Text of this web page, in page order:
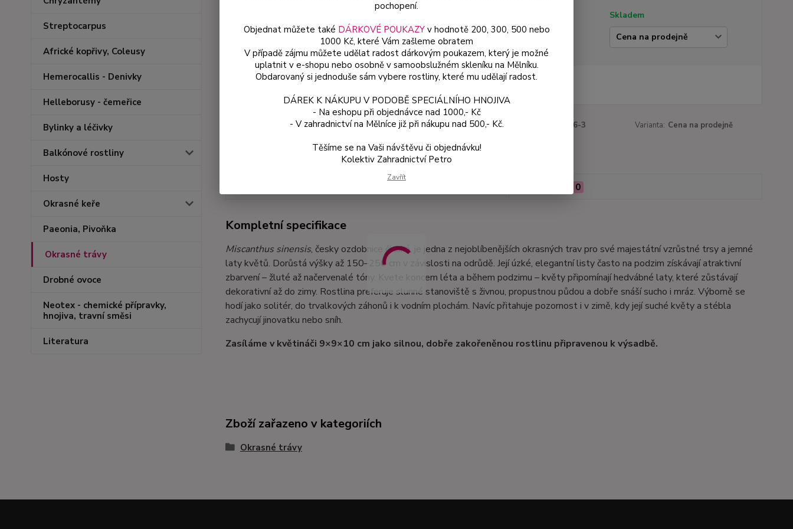
Streptocarpus
Africké kopřivy, Coleusy
Hemerocallis - Denivky
Helleborusy - čemeřice
Bylinky a léčivky
Balkónové rostliny
Hosty
Okrasné keře
Paeonia, Pivoňka
Okrasné trávy
Drobné ovoce
Neotex - chemické přípravky,
hnojiva, travní směsi
Literatura
Skladem
99 Kč
Číslo produktu: 3126-3 Varianta: Cena na prodejně
0
Kompletní specifikace
Miscanthus sinensis, česky ozdobnice čínská, je jedna z nejoblíbenějších okrasných trav pro své majestátní vzrůstné trsy a jemné
laty květů. Dorůstá výšky až 150–250 cm v závislosti na odrůdě. Její úzké, elegantní listy často na podzim získávají atraktivní
zbarvení – žluté až načervenalé tóny. Kvete koncem léta a během podzimu – květy připomínají hedvábné laty, které zůstávají
dekorativní až do zimy. Rostlina preferuje slunné stanoviště s živnou, propustnou půdou a dobře snáší sucho i mráz. Výborně se
hodí jako solitér, do trvalkových záhonů i k vodním plochám. Navíc přitahuje pozornost i v zimě, kdy její suché květy a stébla
zachycují jinovatku nebo sníh.
Zasíláme v květináči 9×9×10 cm jako silnou, dobře zakořeněnou rostlinu připravenou k výsadbě.
Zboží zařazeno v kategoriích
Okrasné trávy
pochopení.
Objednat můžete také DÁRKOVÉ POUKAZYv hodnotě 200, 300, 500 nebo
1000 Kč, které Vám zašleme obratem
V případě zájmu můžete udělat radost dárkovým poukazem, který je možné
uplatnit v e-shopu nebo osobně v samoobslužném skleníku na Mělníku.
Obdarovaný si jednoduše sám vybere rostliny, které mu udělají radost.
DÁREK K NÁKUPU V PODOBĚ SPECIÁLNÍHO HNOJIVA
- Na eshopu při objednávce nad 1000,- Kč
- V zahradnictví na Mělníce již při nákupu nad 500,- Kč.
Těšíme se na Vaši návštěvu či objednávku!
Kolektiv Zahradnictví Petro
Zavřít